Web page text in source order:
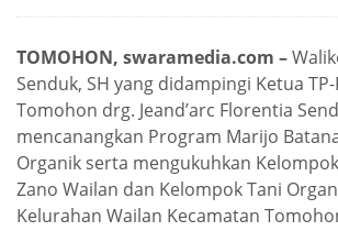
TOMOHON, swaramedia.com –
Senduk, SH yang didampingi Ketua TP-
Tomohon drg. Jeand’arc Florentia
mencanangkan Program Marijo
Organik serta mengukuhkan
Zano Wailan dan Kelompok Tani
Kelurahan Wailan Kecamatan